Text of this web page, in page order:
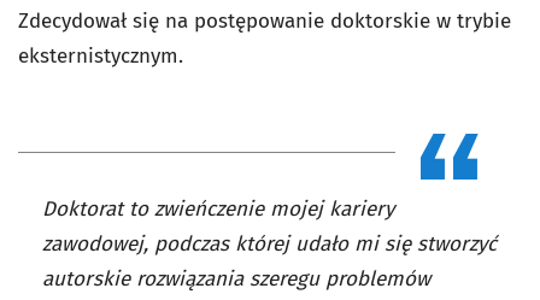
Zdecydował się na postępowanie doktorskie w trybie
eksternistycznym.
Doktorat to zwieńczenie mojej kariery
zawodowej, podczas której udało mi się stworzyć
autorskie rozwiązania szeregu problemów